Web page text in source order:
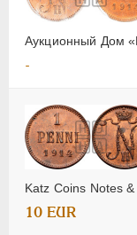
Аукционный Дом
-
Katz Coins Notes
10 EUR